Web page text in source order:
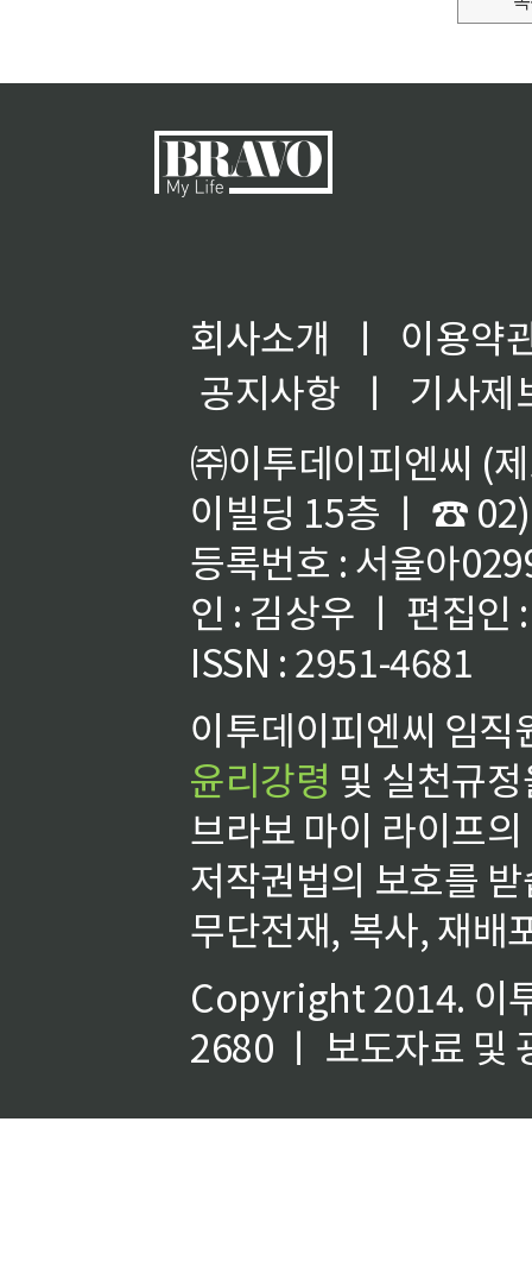
회사소개 ㅣ
이용약
공지사항
ㅣ
기사제
㈜이투데이피엔씨 (
이빌딩 15층 ㅣ ☎
등록번호 : 서울아
인 : 김상우 ㅣ 편집인
ISSN : 2951-4681
이투데이피엔씨 임
윤리강령 및 실천규
브라보 마이 라이프
저작권법의 보호를
무단전재, 복사, 재배
Copyright 2014. 이
2680 ㅣ 보도자료